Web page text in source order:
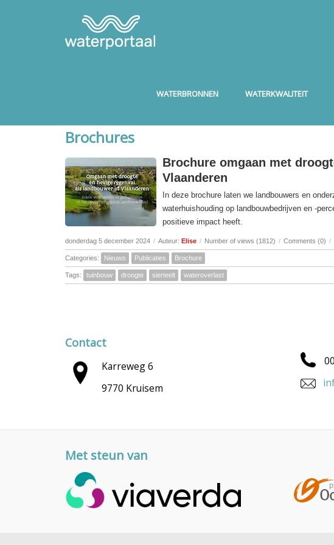
WATERBRONNEN WATERKWALITEIT
Brochures
Brochure omgaan met
Vlaanderen
In deze brochure laten we landbouwers en
waterhuishouding op landbouwbedrijven en -
positieve impact heeft.
donderdag 5 december 2024 / Auteur: Elise / Number of views (1812) / Comments (0) /
Categories: Nieuws Publicaties Brochure
Tags: tuinbouw droogte sierteelt wateroverlast
Contact
Karreweg 6
9770 Kruisem
Met steun van